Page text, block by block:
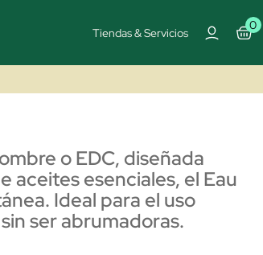
Tiendas & Servicios
0
o EDC, diseñada
aceites esenciales, el Eau
Ideal para el uso
ser abrumadoras.